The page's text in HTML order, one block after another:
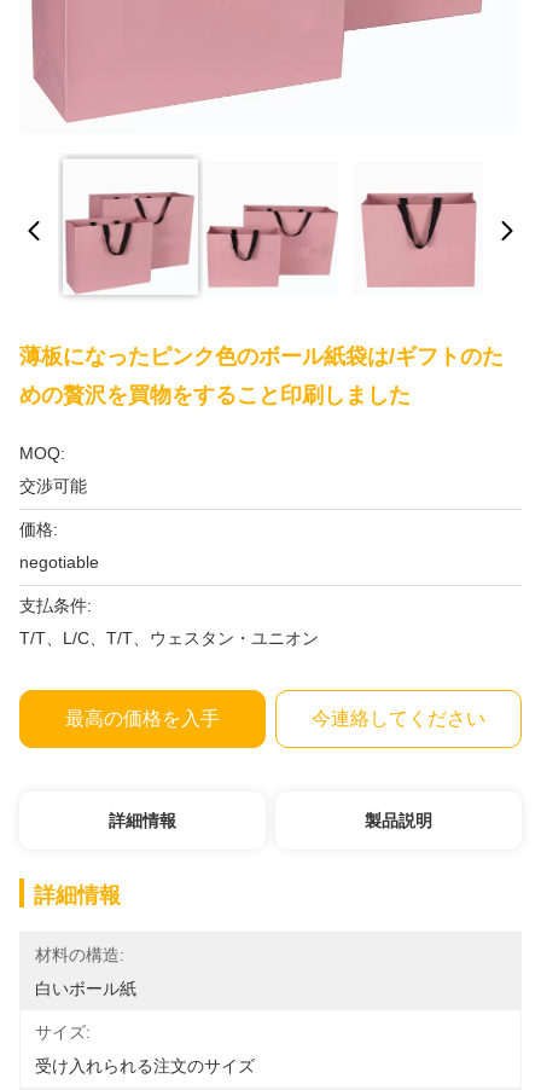
薄板になったピンク色のボール紙袋は/ギフトのた
めの贅沢を買物をすること印刷しました
MOQ:
交渉可能
価格:
negotiable
支払条件:
T/T、L/C、T/T、ウェスタン・ユニオン
最高の価格を入手 今連絡してください
詳細情報 製品説明
詳細情報
材料の構造:
白いボール紙
サイズ:
受け入れられる注文のサイズ